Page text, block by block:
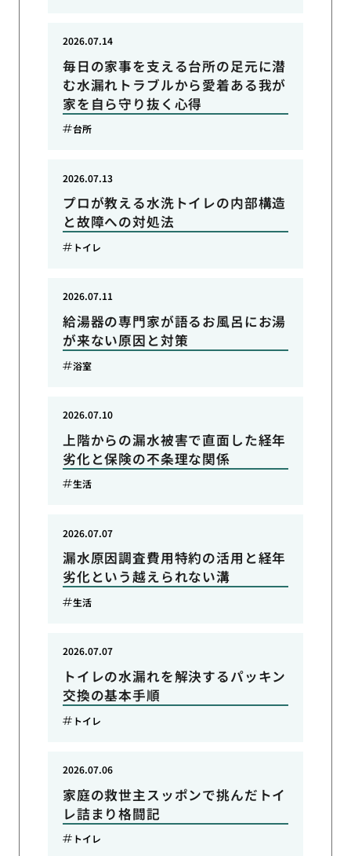
毎日の家事を支える台所の足元に潜
む水漏れトラブルから愛着ある我が
家を自ら守り抜く心得
2026.07.14
台所
プロが教える水洗トイレの内部構造
と故障への対処法
2026.07.13
トイレ
給湯器の専門家が語るお風呂にお湯
が来ない原因と対策
2026.07.11
浴室
上階からの漏水被害で直面した経年
劣化と保険の不条理な関係
2026.07.10
生活
漏水原因調査費用特約の活用と経年
劣化という越えられない溝
2026.07.07
生活
トイレの水漏れを解決するパッキン
交換の基本手順
2026.07.07
トイレ
家庭の救世主スッポンで挑んだトイ
レ詰まり格闘記
2026.07.06
トイレ